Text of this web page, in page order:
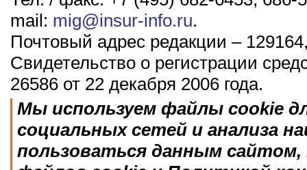
mail: mig@insur-info.ru.
Почтовый адрес редакции –
Свидетельство о регистрации
26586 от 22 декабря 2006 года.
Мы используем файлы cookie
социальных сетей и анализа
пользоваться данным